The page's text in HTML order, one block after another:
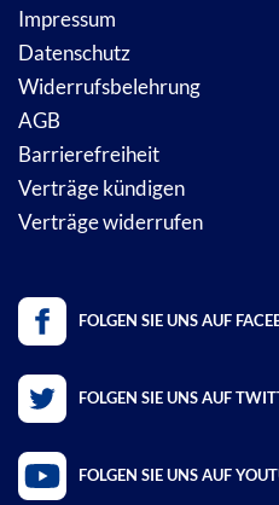
Impressum
Datenschutz
Widerrufsbelehrung
AGB
Barrierefreiheit
Verträge kündigen
Verträge widerrufen
FOLGEN SIE UNS AUF
FOLGEN SIE UNS AUF
FOLGEN SIE UNS AUF